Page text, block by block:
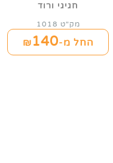
חגיגי ורוד
מק"ט 1018
החל מ-₪140